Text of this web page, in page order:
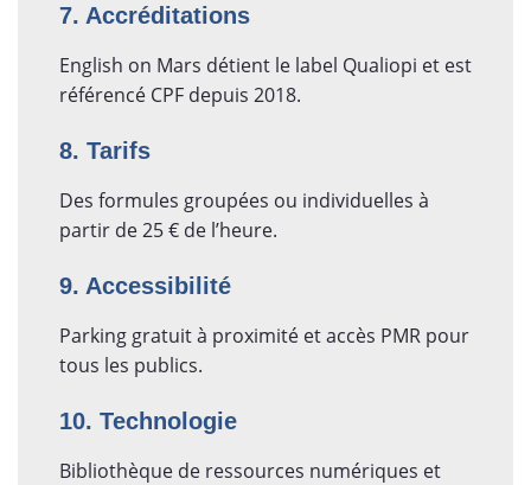
7. Accréditations
English on Mars détient le label Qualiopi et est
référencé CPF depuis 2018.
8. Tarifs
Des formules groupées ou individuelles à
partir de 25 € de l’heure.
9. Accessibilité
Parking gratuit à proximité et accès PMR pour
tous les publics.
10. Technologie
Bibliothèque de ressources numériques et